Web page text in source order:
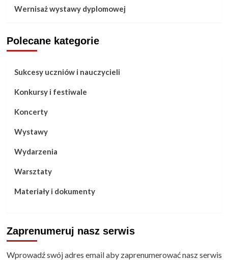
Wernisaż wystawy dyplomowej
Polecane kategorie
Sukcesy uczniów i nauczycieli
Konkursy i festiwale
Koncerty
Wystawy
Wydarzenia
Warsztaty
Materiały i dokumenty
Zaprenumeruj nasz serwis
Wprowadź swój adres email aby zaprenumerować nasz serwis